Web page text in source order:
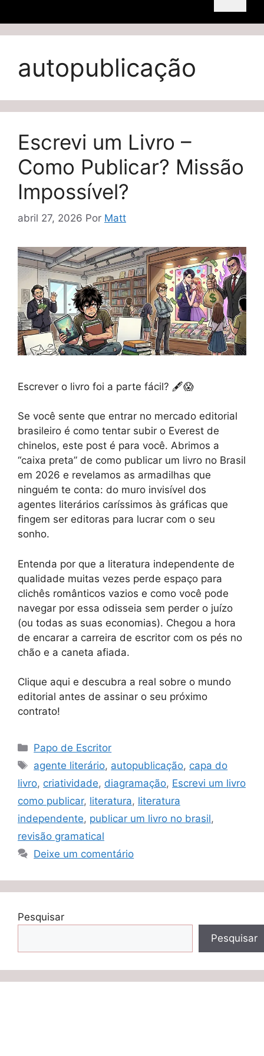
autopublicação
Escrevi um Livro –
Como Publicar? Missão
Impossível?
abril 27, 2026 Por Matt
Escrever o livro foi a parte fácil? 🖋️😱
Se você sente que entrar no mercado editorial
brasileiro é como tentar subir o Everest de
chinelos, este post é para você. Abrimos a
“caixa preta” de como publicar um livro no Brasil
em 2026 e revelamos as armadilhas que
ninguém te conta: do muro invisível dos
agentes literários caríssimos às gráficas que
fingem ser editoras para lucrar com o seu
sonho.
Entenda por que a literatura independente de
qualidade muitas vezes perde espaço para
clichês românticos vazios e como você pode
navegar por essa odisseia sem perder o juízo
(ou todas as suas economias). Chegou a hora
de encarar a carreira de escritor com os pés no
chão e a caneta afiada.
Clique aqui e descubra a real sobre o mundo
editorial antes de assinar o seu próximo
contrato!
Categorias
Papo de Escritor
Tags
agente literário, autopublicação, capa do
livro, criatividade, diagramação, Escrevi um livro
como publicar, literatura, literatura
independente, publicar um livro no brasil,
revisão gramatical
Deixe um comentário
Pesquisar
Pesquisar